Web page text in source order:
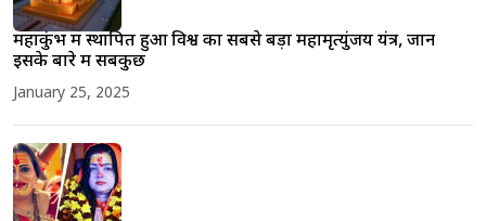
महाकुंभ में स्थापित हुआ विश्व का सबसे बड़ा महामृत्युंजय यंत्र, जानें
इसके बारे में सबकुछ
January 25, 2025